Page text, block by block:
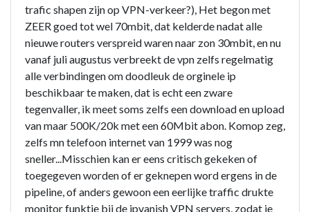
trafic shapen zijn op VPN-verkeer?), Het begon met
ZEER goed tot wel 70mbit, dat kelderde nadat alle
nieuwe routers verspreid waren naar zon 30mbit, en nu
vanaf juli augustus verbreekt de vpn zelfs regelmatig
alle verbindingen om doodleuk de orginele ip
beschikbaar te maken, dat is echt een zware
tegenvaller, ik meet soms zelfs een download en upload
van maar 500K/20k met een 60Mbit abon. Komop zeg,
zelfs mn telefoon internet van 1999 was nog
sneller...Misschien kan er eens critisch gekeken of
toegegeven worden of er geknepen word ergens in de
pipeline, of anders gewoon een eerlijke traffic drukte
monitor funktie bij de ipvanish VPN servers, zodat je